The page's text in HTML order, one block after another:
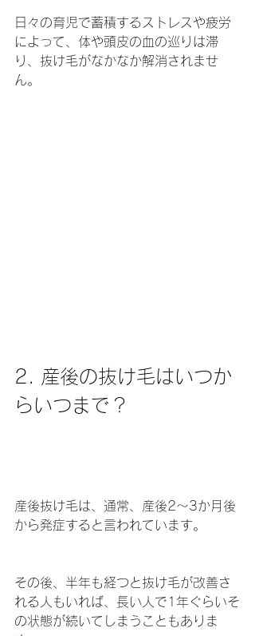
日々の育児で蓄積するストレスや疲労
によって、体や頭皮の血の巡りは滞
り、抜け毛がなかなか解消されませ
ん。
2. 産後の抜け毛はいつか
らいつまで？
産後抜け毛は、通常、産後2〜3か月後
から発症すると言われています。
その後、半年も経つと抜け毛が改善さ
れる人もいれば、長い人で1年ぐらいそ
の状態が続いてしまうこともありま